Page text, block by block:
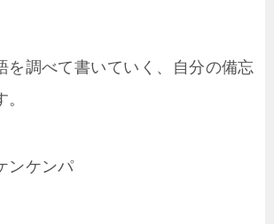
を調べて書いていく、自分の備忘
ンケンパ